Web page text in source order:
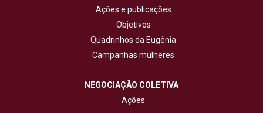
Ações e publicações
Objetivos
Quadrinhos da Eugênia
Campanhas mulheres
NEGOCIAÇÃO COLETIVA
Ações